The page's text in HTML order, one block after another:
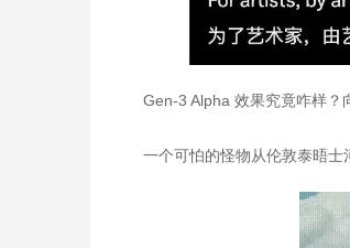
Gen-3 Alpha 效果究竟咋样
一个可怕的怪物从伦敦泰晤士